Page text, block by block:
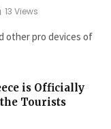
13 Views
other pro devices of
is Officially
Tourists